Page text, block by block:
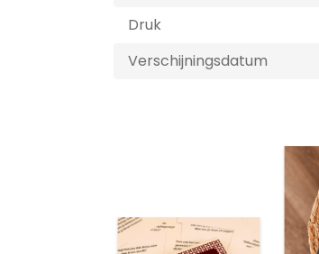
Druk
Verschijningsdatum